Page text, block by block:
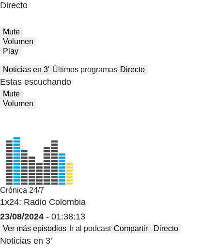
Directo
Mute
Volumen
Play
Noticias en 3′ Últimos programas Directo
Estas escuchando
Mute
Volumen
Crónica 24/7
1x24: Radio Colombia
23/08/2024 - 01:38:13
Ver más episodios Ir al podcast Compartir Directo
Noticias en 3′